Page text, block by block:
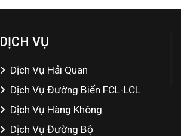
DỊCH VỤ
Dịch Vụ Hải Quan
Dịch Vụ Đường Biển FCL-LCL
Dịch Vụ Hàng Không
Dịch Vụ Đường Bộ